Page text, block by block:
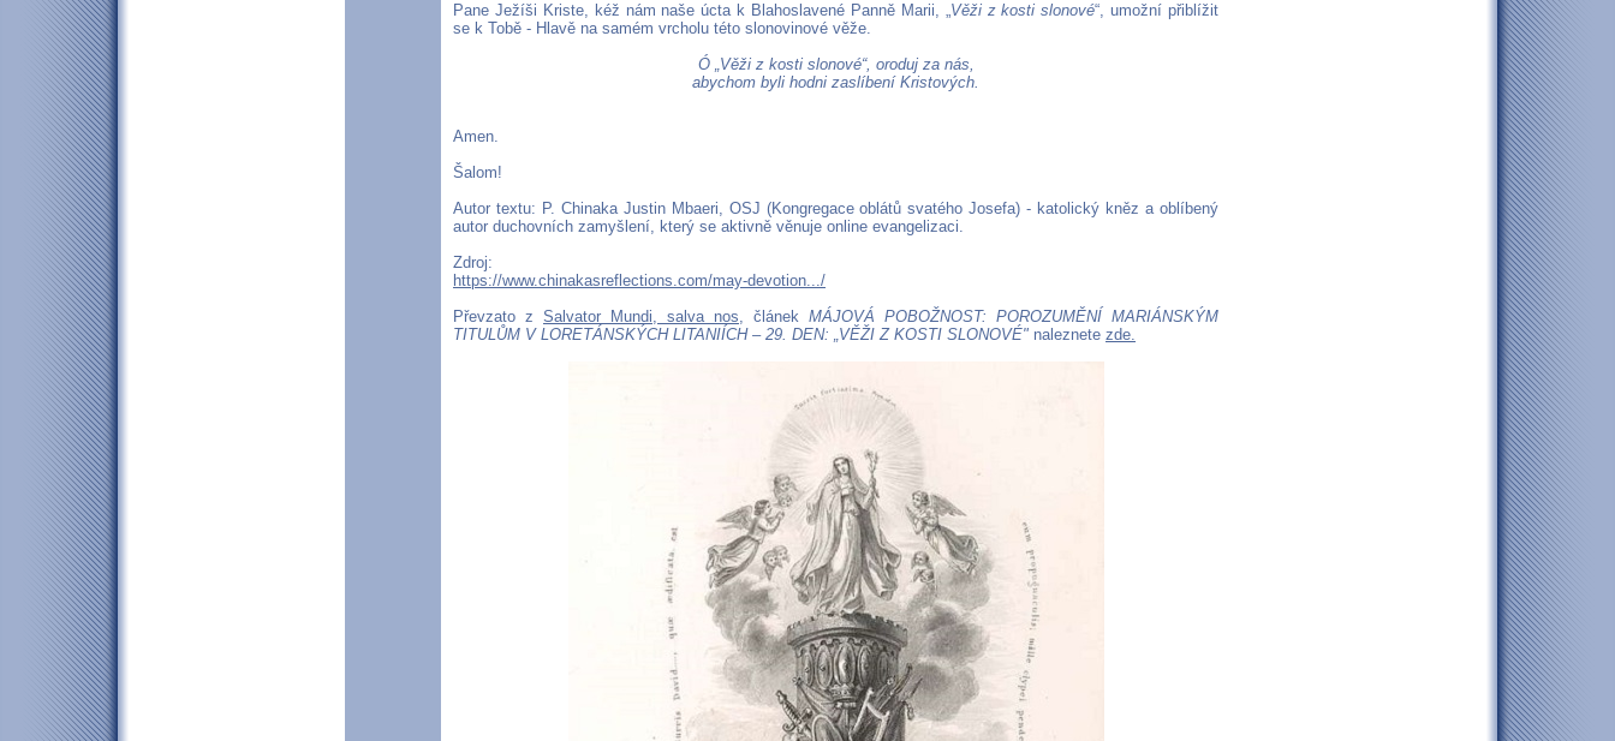
Pane Ježíši Kriste, kéž nám naše úcta k Blahoslavené Panně Marii, „Věži z kosti slonové“, umožní přiblížit
se k Tobě - Hlavě na samém vrcholu této slonovinové věže.
Ó „Věži z kosti slonové“, oroduj za nás,
abychom byli hodni zaslíbení Kristových.
Amen.
Šalom!
Autor textu: P. Chinaka Justin Mbaeri, OSJ (Kongregace oblátů svatého Josefa) - katolický kněz a oblíbený
autor duchovních zamyšlení, který se aktivně věnuje online evangelizaci.
Zdroj:
https://www.chinakasreflections.com/may-devotion.../
Převzato z Salvator Mundi, salva nos, článek MÁJOVÁ POBOŽNOST: POROZUMĚNÍ MARIÁNSKÝM
TITULŮM V LORETÁNSKÝCH LITANIÍCH – 29. DEN: „VĚŽI Z KOSTI SLONOVÉ" naleznete zde.